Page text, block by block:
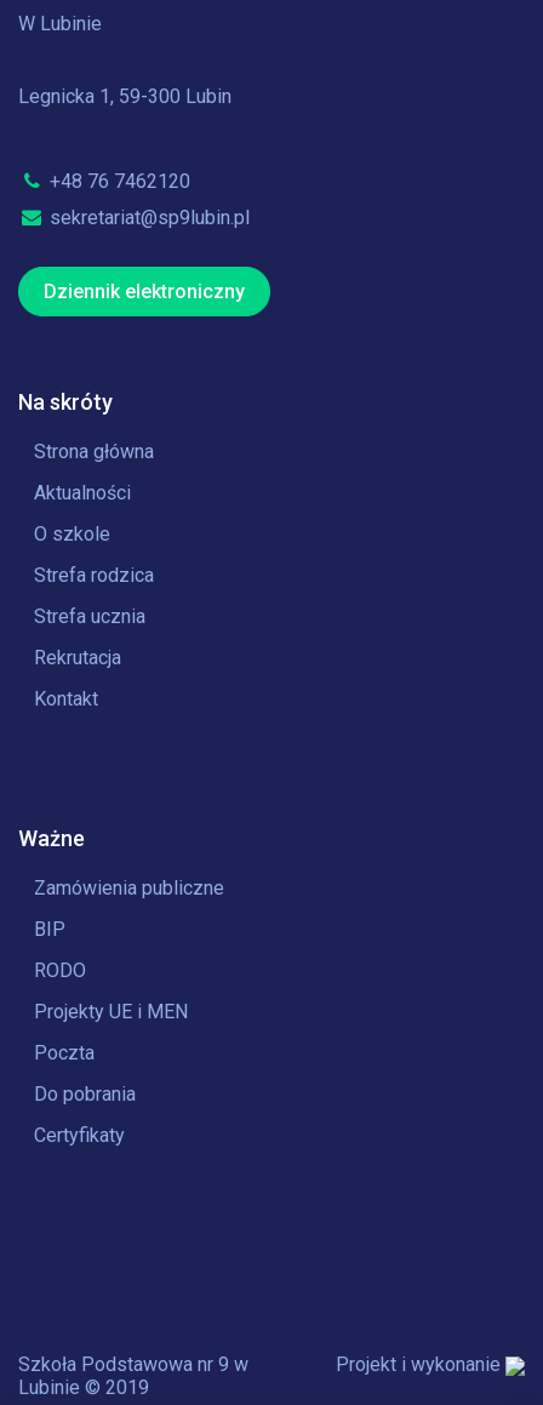
W Lubinie
Legnicka 1, 59-300 Lubin
+48 76 7462120
sekretariat@sp9lubin.pl
Dziennik elektroniczny
Na skróty
Strona główna
Aktualności
O szkole
Strefa rodzica
Strefa ucznia
Rekrutacja
Kontakt
Ważne
Zamówienia publiczne
BIP
RODO
Projekty UE i MEN
Poczta
Do pobrania
Certyfikaty
Szkoła Podstawowa nr 9 w
Lubinie © 2019
Projekt i wykonanie